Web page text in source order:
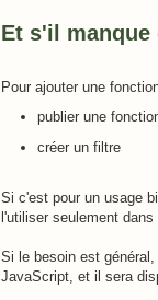
Et s'il manque
Pour ajouter une
publier une
créer un filtre
Si c'est pour un usage
l'utiliser seulement dans
Si le besoin est
JavaScript, et il sera